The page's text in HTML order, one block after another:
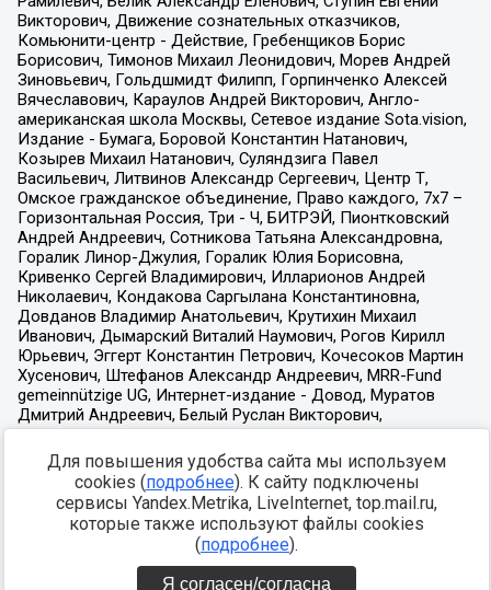
Для повышения удобства сайта мы используем
cookies (подробнее). К сайту подключены
сервисы Yandex.Metrika, LiveInternet, top.mail.ru,
которые также используют файлы cookies
(подробнее).
Я согласен/согласна